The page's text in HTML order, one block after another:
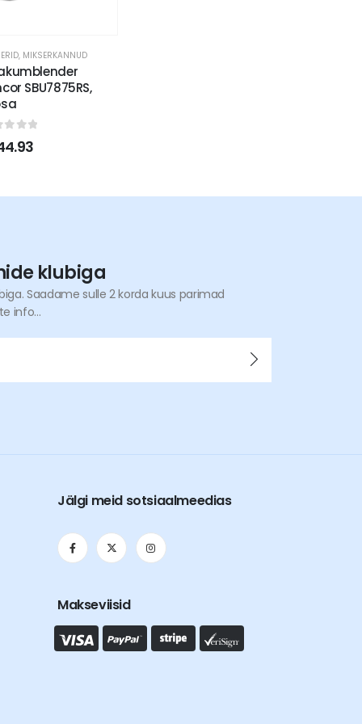
, MIKSERKANNUD
SBU7875RS,
of 5
klubiga
Saadame sulle 2 korda kuus parimad
info...
Jälgi meid sotsiaalmeedias
Makseviisid